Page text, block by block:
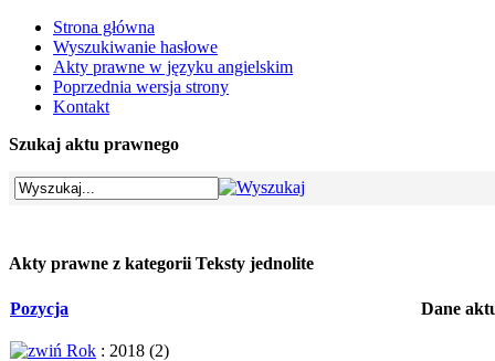
Strona główna
Wyszukiwanie hasłowe
Akty prawne w języku angielskim
Poprzednia wersja strony
Kontakt
Szukaj aktu prawnego
​Akty prawne​​​ z kategorii Teksty jednolite
Pozycja Dane
Rok : 2018 ‎(2)